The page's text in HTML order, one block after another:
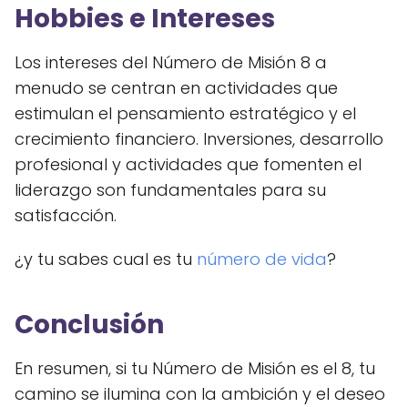
Hobbies e Intereses
Los intereses del Número de Misión 8 a
menudo se centran en actividades que
estimulan el pensamiento estratégico y el
crecimiento financiero. Inversiones, desarrollo
profesional y actividades que fomenten el
liderazgo son fundamentales para su
satisfacción.
¿y tu sabes cual es tu número de vida?
Conclusión
En resumen, si tu Número de Misión es el 8, tu
camino se ilumina con la ambición y el deseo